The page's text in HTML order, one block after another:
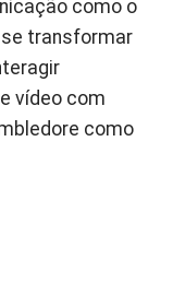
como o
transformar
vídeo com
como